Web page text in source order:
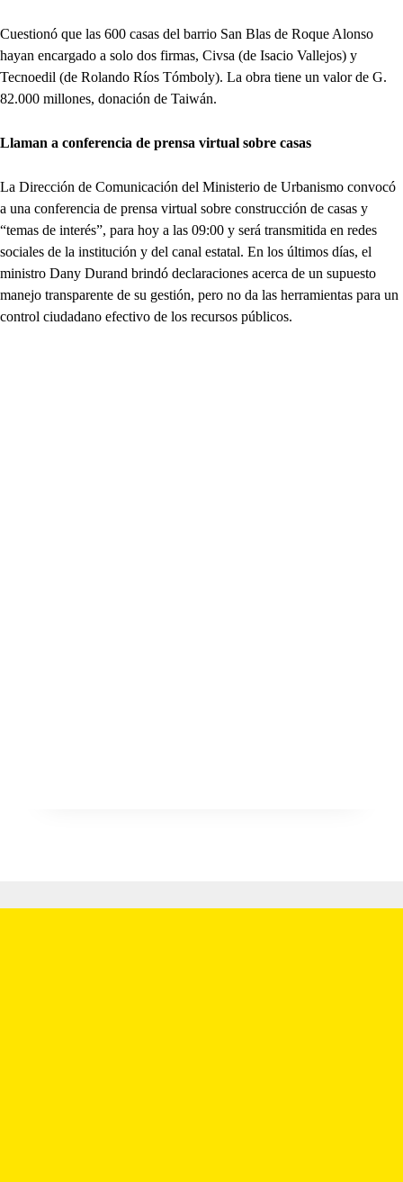
Cuestionó que las 600 casas del barrio San Blas de Roque Alonso
hayan encargado a solo dos firmas, Civsa (de Isacio Vallejos) y
Tecnoedil (de Rolando Ríos Tómboly). La obra tiene un valor de G.
82.000 millones, donación de Taiwán.
Llaman a conferencia de prensa virtual sobre casas
La Dirección de Comunicación del Ministerio de Urbanismo convocó
a una conferencia de prensa virtual sobre construcción de casas y
“temas de interés”, para hoy a las 09:00 y será transmitida en redes
sociales de la institución y del canal estatal. En los últimos días, el
ministro Dany Durand brindó declaraciones acerca de un supuesto
manejo transparente de su gestión, pero no da las herramientas para un
control ciudadano efectivo de los recursos públicos.